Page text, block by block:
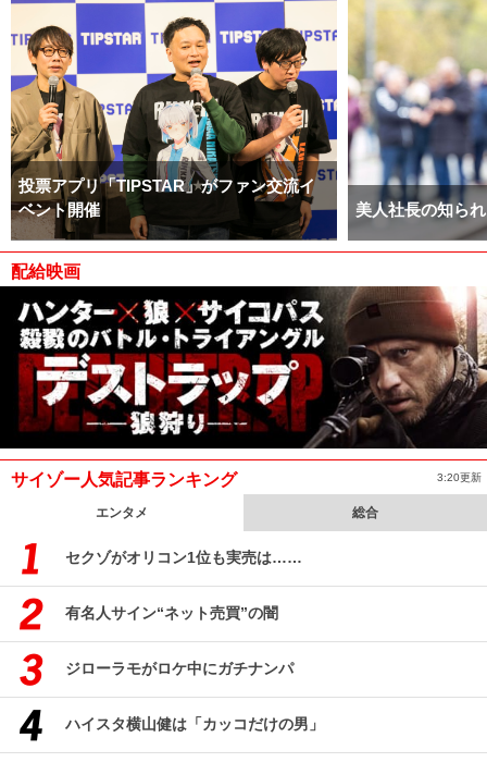
投票アプリ「TIPSTAR」がファン交流イ
ベント開催
美人社長の知ら
配給映画
サイゾー人気記事ランキング 3:20更新
エンタメ 総合
セクゾがオリコン1位も実売は……
有名人サイン“ネット売買”の闇
ジローラモがロケ中にガチナンパ
ハイスタ横山健は「カッコだけの男」